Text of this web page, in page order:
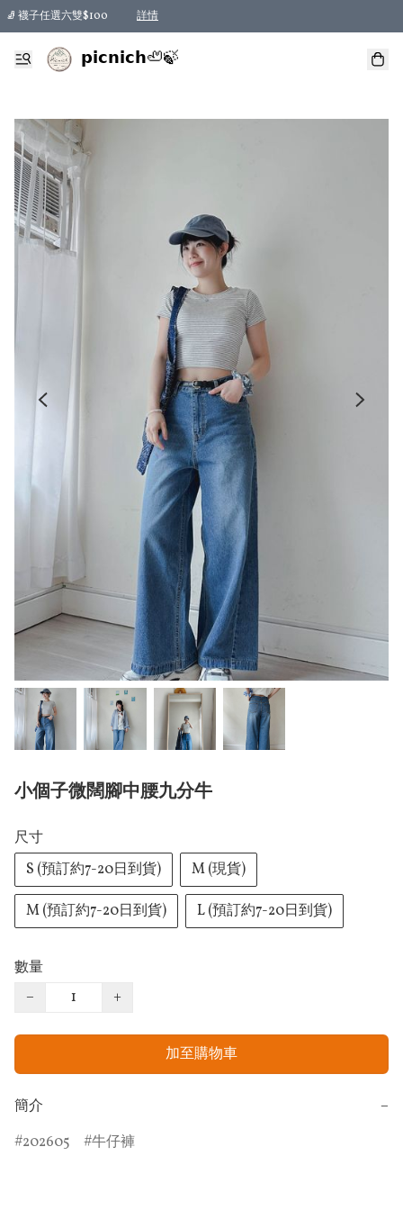
🧦 襪子任選六雙$100 詳情
𝗽𝗶𝗰𝗻𝗶𝗰𝗵🦥🍃
小個子微闊腳中腰九分牛
尺寸
S (預訂約7-20日到貨)
M (現貨)
M (預訂約7-20日到貨) L (預訂約7-20日到貨)
數量
−
+
加至購物車
簡介
−
202605
牛仔褲